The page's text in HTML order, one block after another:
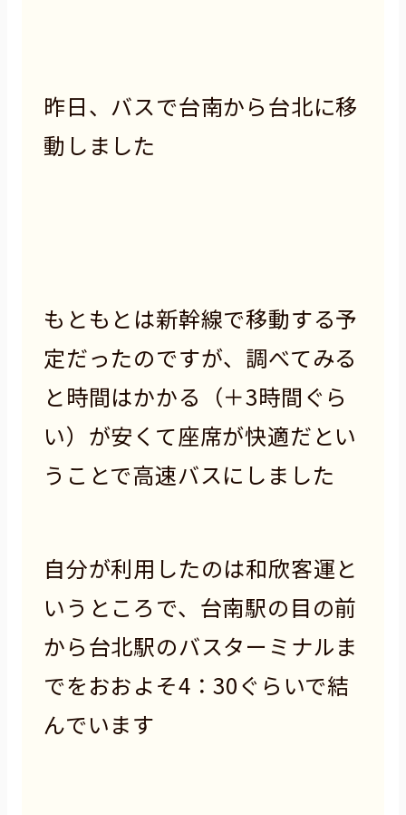
昨日、バスで台南から台北に移
動しました
もともとは新幹線で移動する予
定だったのですが、調べてみる
と時間はかかる（＋3時間ぐら
い）が安くて座席が快適だとい
うことで高速バスにしました
自分が利用したのは和欣客運と
いうところで、台南駅の目の前
から台北駅のバスターミナルま
でをおおよそ4：30ぐらいで結
んでいます